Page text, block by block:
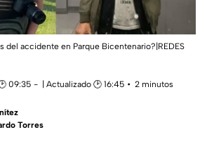
del accidente en Parque Bicentenario?|REDES
09:35 | Actualizado 🕑 16:45
2 minutos
Torres